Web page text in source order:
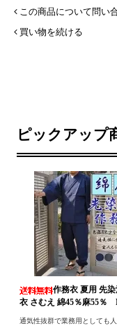
この商品について問い
買い物を続ける
ピックアップ
作務衣 夏用 先
衣 さむえ 綿45％麻55％
通気性抜群で業務用としても人